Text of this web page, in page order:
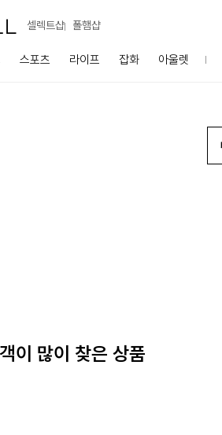
셀렉트샵 폴햄샵
스포츠 라이프 잡화 아울렛
이 많이 찾은 상품